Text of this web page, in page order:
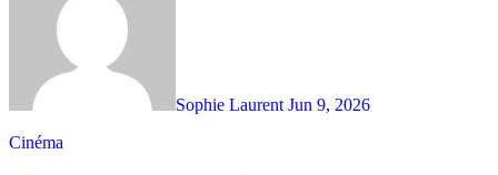
Sophie Laurent Jun 9, 2026
Cinéma